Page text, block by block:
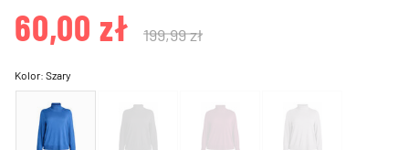
60,00 zł 199,99 zł
Kolor:Szary